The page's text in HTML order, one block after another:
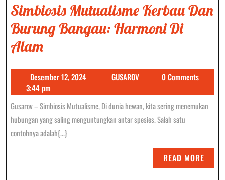
Simbiosis Mutualisme Kerbau Dan
Burung Bangau: Harmoni Di
AlamSimbiosis
Kerbau
Dan
Burung
Bangau:
Desember 12, 2024Desember
2024
GUSAROVGUSAROV0 Comments
3:44 pm
Gusarov – Simbiosis Mutualisme, Di dunia hewan, kita sering menemukan
hubungan yang saling menguntungkan antar spesies. Salah satu
contohnya adalah{...}
READ MORE
MORE